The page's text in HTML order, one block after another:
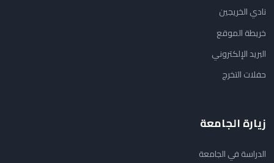
نادي الخريجين
خريطة الموقع
البريد الإلكتروني
حفلات التخرج
زيارة الجامعة
الدراسة في الجامعة